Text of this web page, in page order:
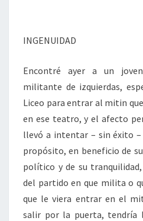
INGENUIDAD
Encontré ayer a un
militante de izquierdas,
Liceo para entrar al mitin
en ese teatro, y el afecto
llevó a intentar – sin éxito –
propósito, en beneficio de
político y de su
del partido en que milita o
que le viera entrar en el
salir por la puerta, tendría